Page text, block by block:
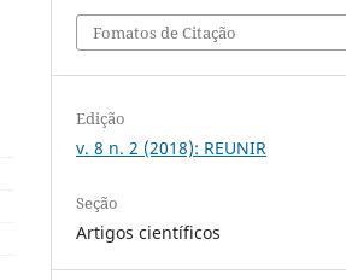
Fomatos de Citação
Edição
v. 8 n. 2 (2018): REUNIR
Seção
Artigos científicos